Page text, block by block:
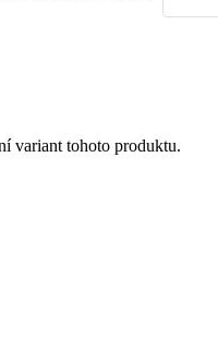
získala naše
variant tohoto produktu.